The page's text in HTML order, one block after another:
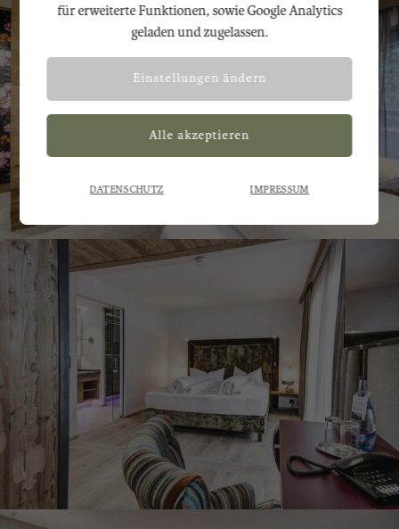
korrekten Darstellung der Website Adobe
Fonts geladen.
sowie Google Analytics geladen und
Zurück
für erweiterte Funktionen, sowie Google Analytics
geladen und zugelassen.
Einstellungen ändern
DATENSCHUTZ IMPRESSUM